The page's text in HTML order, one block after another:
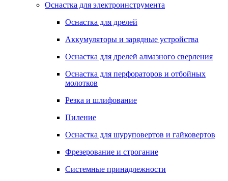
Оснастка для электроинструмента
Оснастка для дрелей
Аккумуляторы и зарядные устройства
Оснастка для дрелей алмазного сверления
Оснастка для перфораторов и отбойных
молотков
Резка и шлифование
Пиление
Оснастка для шуруповертов и гайковертов
Фрезерование и строгание
Системные принадлежности